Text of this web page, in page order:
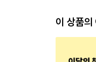
이 상품의